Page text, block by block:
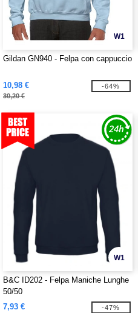
W1
Gildan GN940 - Felpa con cappuccio
10,98 €
30,20 €
-64%
W1
B&C ID202 - Felpa Maniche Lunghe
50/50
7,93 €
-47%